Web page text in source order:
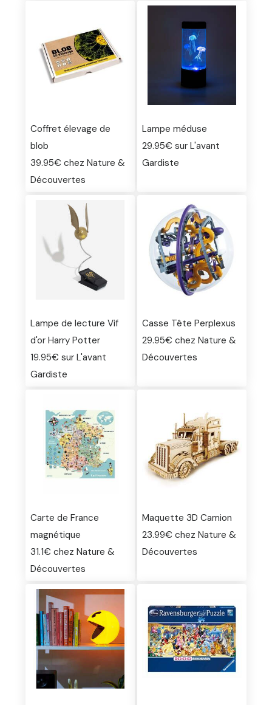
Coffret élevage de
blob
39.95€ chez Nature &
Découvertes
Lampe méduse
29.95€ sur L'avant
Gardiste
Lampe de lecture Vif
d'or Harry Potter
19.95€ sur L'avant
Gardiste
Casse Tête Perplexus
29.95€ chez Nature &
Découvertes
Carte de France
magnétique
31.1€ chez Nature &
Découvertes
Maquette 3D Camion
23.99€ chez Nature &
Découvertes